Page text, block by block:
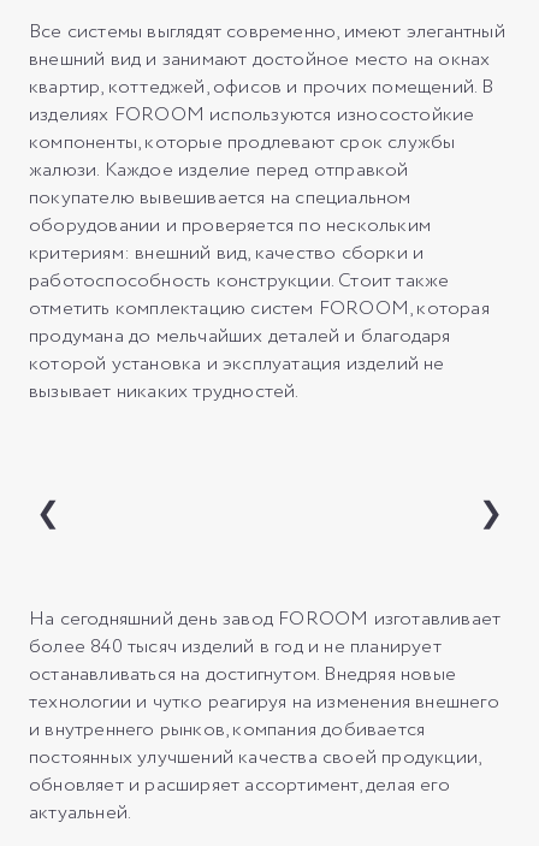
Все системы выглядят современно, имеют элегантный
внешний вид и занимают достойное место на окнах
квартир, коттеджей, офисов и прочих помещений. В
изделиях FOROOM используются износостойкие
компоненты, которые продлевают срок службы
жалюзи. Каждое изделие перед отправкой
покупателю вывешивается на специальном
оборудовании и проверяется по нескольким
критериям: внешний вид, качество сборки и
работоспособность конструкции. Стоит также
отметить комплектацию систем FOROOM, которая
продумана до мельчайших деталей и благодаря
которой установка и эксплуатация изделий не
вызывает никаких трудностей.
❮ ❯
На сегодняшний день завод FOROOM изготавливает
более 840 тысяч изделий в год и не планирует
останавливаться на достигнутом. Внедряя новые
технологии и чутко реагируя на изменения внешнего
и внутреннего рынков, компания добивается
постоянных улучшений качества своей продукции,
обновляет и расширяет ассортимент, делая его
актуальней.